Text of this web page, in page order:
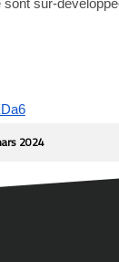
sont sur-
2024